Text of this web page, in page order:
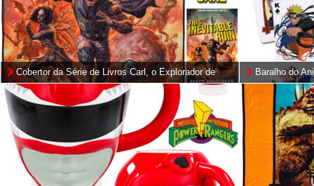
Cobertor da Série de Livros Carl, o Explorador de
Masmorras de Matt Dinniman
Baralho do